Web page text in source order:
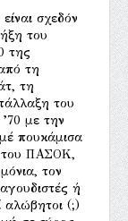
σχεδόν
του
της
τη
τη
του
με την
πουκάμισα
του ΠΑΣΟΚ,
τον
ή
αλώβητοι (;)